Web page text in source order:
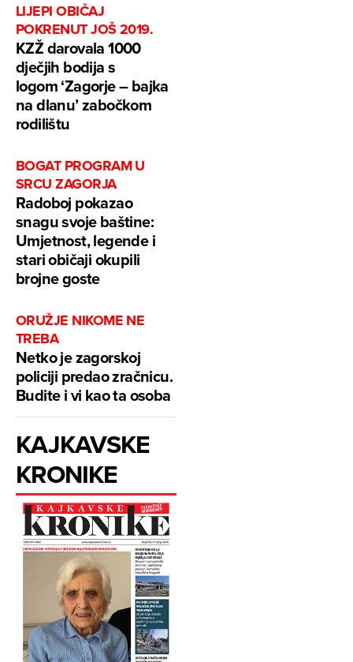
LIJEPI OBIČAJ
POKRENUT JOŠ 2019.
KZŽ darovala 1000
dječjih bodija s
logom ‘Zagorje – bajka
na dlanu’ zabočkom
rodilištu
BOGAT PROGRAM U
SRCU ZAGORJA
Radoboj pokazao
snagu svoje baštine:
Umjetnost, legende i
stari običaji okupili
brojne goste
ORUŽJE NIKOME NE
TREBA
Netko je zagorskoj
policiji predao zračnicu.
Budite i vi kao ta osoba
KAJKAVSKE
KRONIKE